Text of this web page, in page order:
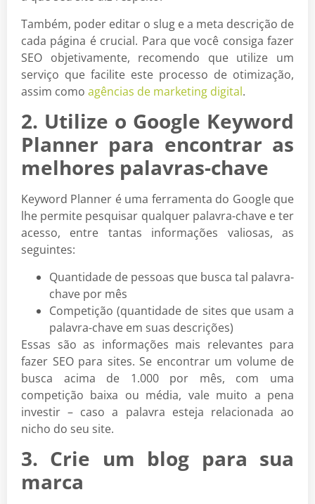
Também, poder editar o slug e a meta descrição de
cada página é crucial. Para que você consiga fazer
SEO objetivamente, recomendo que utilize um
serviço que facilite este processo de otimização,
assim como agências de marketing digital.
2. Utilize o Google Keyword
Planner para encontrar as
melhores palavras-chave
Keyword Planner é uma ferramenta do Google que
lhe permite pesquisar qualquer palavra-chave e ter
acesso, entre tantas informações valiosas, as
seguintes:
Quantidade de pessoas que busca tal palavra-
chave por mês
Competição (quantidade de sites que usam a
palavra-chave em suas descrições)
Essas são as informações mais relevantes para
fazer SEO para sites. Se encontrar um volume de
busca acima de 1.000 por mês, com uma
competição baixa ou média, vale muito a pena
investir – caso a palavra esteja relacionada ao
nicho do seu site.
3. Crie um blog para sua
marca